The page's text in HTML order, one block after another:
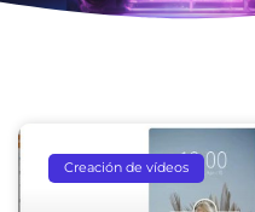
Creación de vídeos